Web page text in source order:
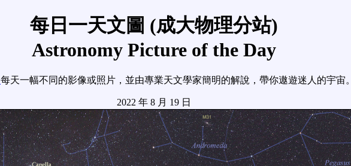
每日一天文圖 (成大物理分站)
Astronomy Picture of the Day
每天一幅不同的影像或照片，並由專業天文學家簡明的解說，帶你遨遊迷人的宇宙。
2022 年 8 月 19 日